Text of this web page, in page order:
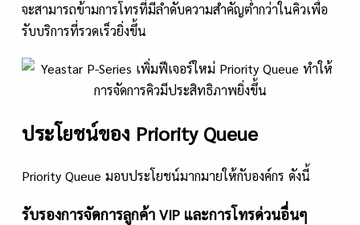
จะสามารถข้ามการโทรที่มีลำดับความสำคัญต่ำกว่าในคิวเพื่อ
รับบริการที่รวดเร็วยิ่งขึ้น
ประโยชน์ของ Priority Queue
Priority Queue มอบประโยชน์มากมายให้กับองค์กร ดังนี้
รับรองการจัดการลูกค้า VIP และการโทรด่วนอื่นๆ